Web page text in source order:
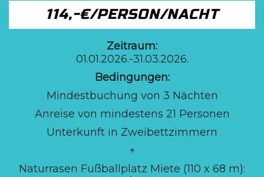
114,-€/PERSON/NACHT
Zeitraum:
01.01.2026.-31.03.2026.
Bedingungen:
Mindestbuchung von 3 Nächten
Anreise von mindestens 21 Personen
Unterkunft in Zweibettzimmern
+
Naturrasen Fußballplatz Miete (110 x 68 m):